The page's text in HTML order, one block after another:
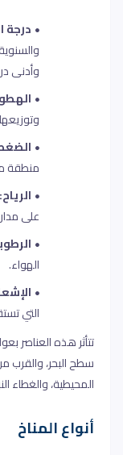
درجة
وأدنى
منطقة
الرياح:
على
الهواء.
التي
تتأثر هذه العناصر
سطح البحر، والقرب
المحيطية، والغطاء
أنواع المناخ